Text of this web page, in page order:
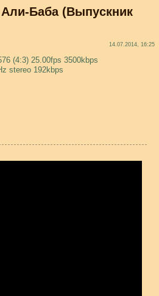
Баба (Выпускник
14.07.2014, 16:25
(4:3) 25.00fps 3500kbps
stereo 192kbps